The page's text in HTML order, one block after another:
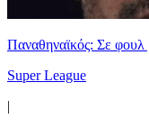
Παναθηναϊκός: Σε φουλ
Super League
|